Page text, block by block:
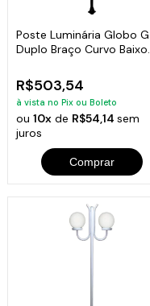
Poste Luminária Globo G
Duplo Braço Curvo Baixo
R$503,54
à vista no Pix ou Boleto
ou10x de R$54,14sem
juros
Comprar